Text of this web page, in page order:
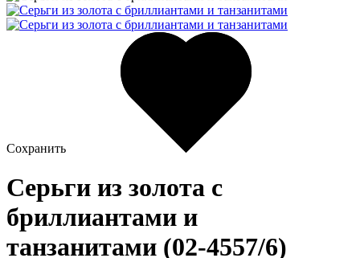
Сохранить
Серьги из золота c
бриллиантами и
танзанитами (02-4557/6)